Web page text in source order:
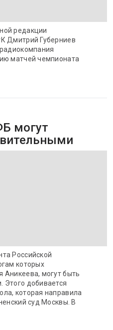
редакции
Дмитрий Губерниев
матчей чемпионата
могут
Российской
которых
Аникеева, могут быть
Этого добивается
которая направила
суд Москвы. В